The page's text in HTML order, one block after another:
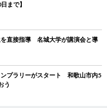
まで】
直接指導 名城大学が講演会と導
プラリーがスタート 和歌山市内5
う